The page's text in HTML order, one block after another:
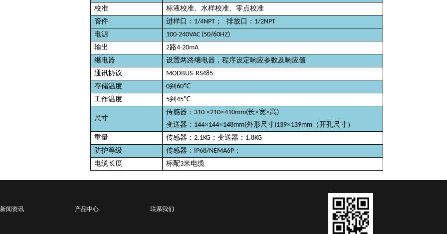
校准
标液校准、水样校准、零点校准
管件
进样口： 1/4NPT ； 排放口： 1/2NPT
电源
100-240VAC (50/60HZ)
输出
2路4-20mA
继电器
设置两路继电器，程序设定响应参数及响应值
通讯协议
MODBUS RS485
存储温度
0到60℃
工作温度
5到45℃
尺寸
传感器： 310 ×210×410mm(长×宽×高)
变送器： 144×144×148mm(外形尺寸)139×139mm （开孔尺寸）
重量
传感器：2.1KG ；变送器： 1.8KG
防护等级
传感器： IP68/NEMA6P ；
电缆长度
标配3米电缆
新闻资讯 产品中心 联系我们